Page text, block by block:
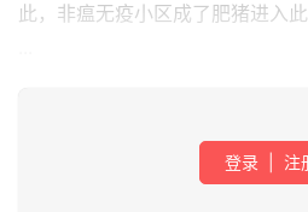
此，非瘟无疫小区成了肥猪进入
登录 注